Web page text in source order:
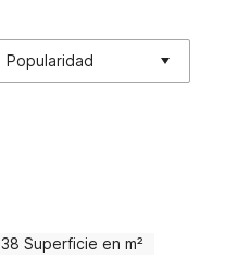
Popularidad
38 Superficie en m²